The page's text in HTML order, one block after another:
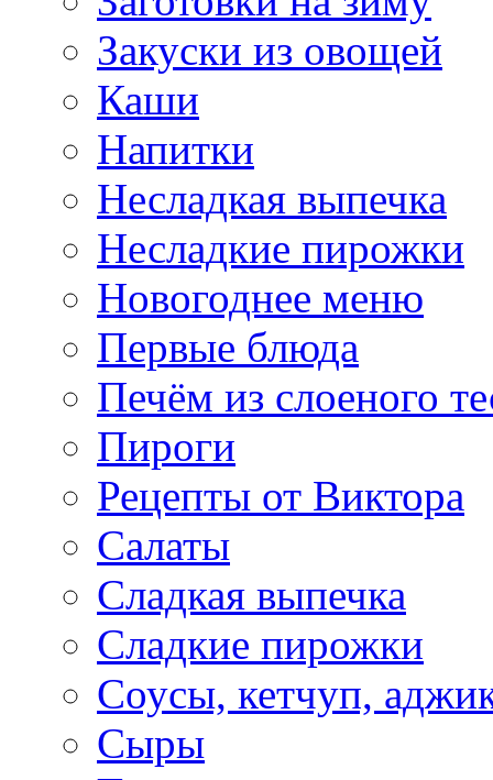
Закуски из овощей
Каши
Напитки
Несладкая выпечка
Несладкие пирожки
Новогоднее меню
Первые блюда
Печём из слоеного
Пироги
Рецепты от Виктора
Салаты
Сладкая выпечка
Сладкие пирожки
Соусы, кетчуп,
Сыры